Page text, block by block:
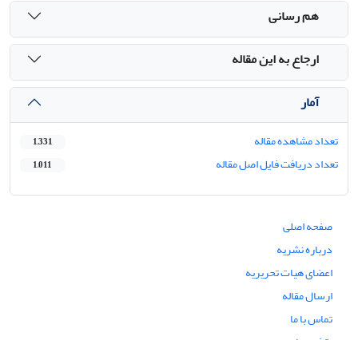
هم رسانی
ارجاع به این مقاله
آمار
تعداد مشاهده مقاله 1,331
تعداد دریافت فایل اصل مقاله 1,011
صفحه اصلی
درباره نشریه
اعضای هیات تحریریه
ارسال مقاله
تماس با ما